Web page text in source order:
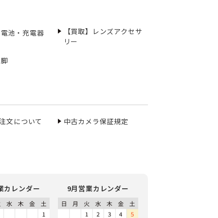
池・充電器
【買取】レンズアクセサ
リー
文について 中古カメラ保証規定
カレンダー 9月営業カレンダー